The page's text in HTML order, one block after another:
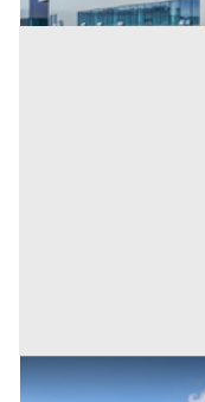
Fabbricati